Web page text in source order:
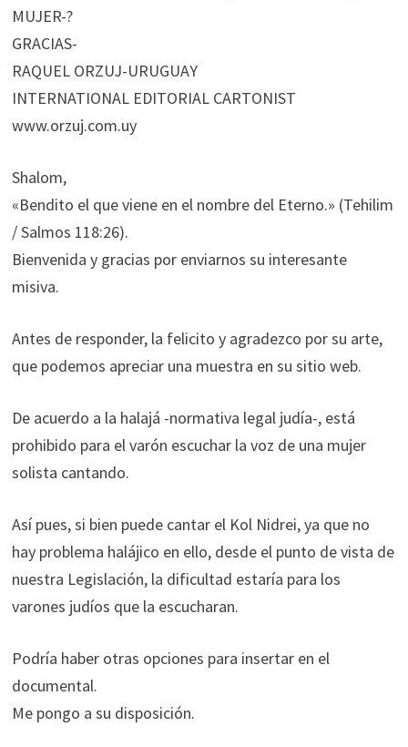
MUJER-?
GRACIAS-
RAQUEL ORZUJ-URUGUAY
INTERNATIONAL EDITORIAL CARTONIST
www.orzuj.com.uy
Shalom,
«Bendito el que viene en el nombre del Eterno.» (Tehilim
/ Salmos 118:26).
Bienvenida y gracias por enviarnos su interesante
misiva.
Antes de responder, la felicito y agradezco por su arte,
que podemos apreciar una muestra en su sitio web.
De acuerdo a la halajá -normativa legal judía-, está
prohibido para el varón escuchar la voz de una mujer
solista cantando.
Así pues, si bien puede cantar el Kol Nidrei, ya que no
hay problema halájico en ello, desde el punto de vista de
nuestra Legislación, la dificultad estaría para los
varones judíos que la escucharan.
Podría haber otras opciones para insertar en el
documental.
Me pongo a su disposición.